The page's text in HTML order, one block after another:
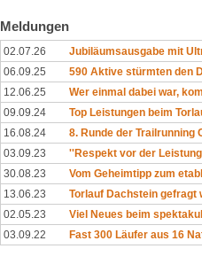
Meldungen
02.07.26
Jubiläumsausgabe mit
06.09.25
590 Aktive stürmten den
12.06.25
Wer einmal dabei war,
09.09.24
Top Leistungen beim
16.08.24
8. Runde der Trailrunning
03.09.23
''Respekt vor der
30.08.23
Vom Geheimtipp zum
13.06.23
Torlauf Dachstein gefragt
02.05.23
Viel Neues beim
03.09.22
Fast 300 Läufer aus 16